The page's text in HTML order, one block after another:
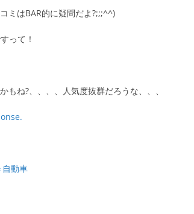
ミはBAR的に疑問だよ?;;;^^)
って！
ね?、、、、人気度抜群だろうな、、、
動車